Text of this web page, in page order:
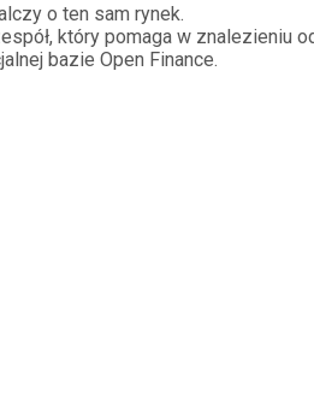
o ten sam rynek.
który pomaga w znalezieniu
bazie Open Finance.